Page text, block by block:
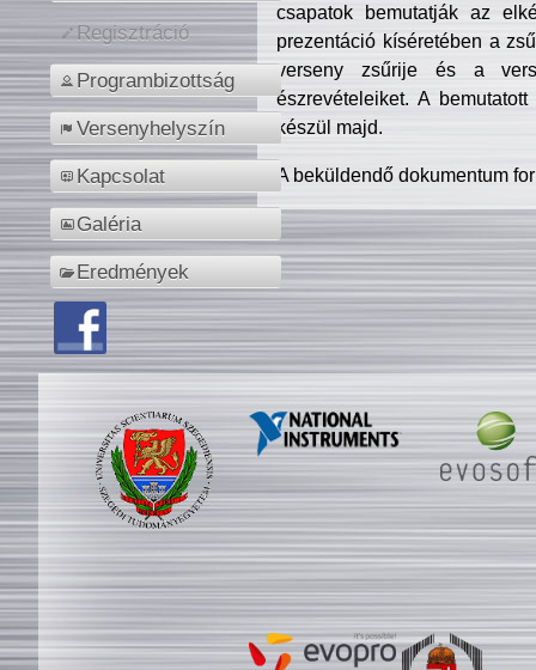
Regisztráció
Programbizottság
Versenyhelyszín
Kapcsolat
Galéria
Eredmények
csapatok bemutatják az
prezentáció kíséretében a
verseny zsűrije és a
észrevételeiket. A
készül majd.
A beküldendő dokumentum